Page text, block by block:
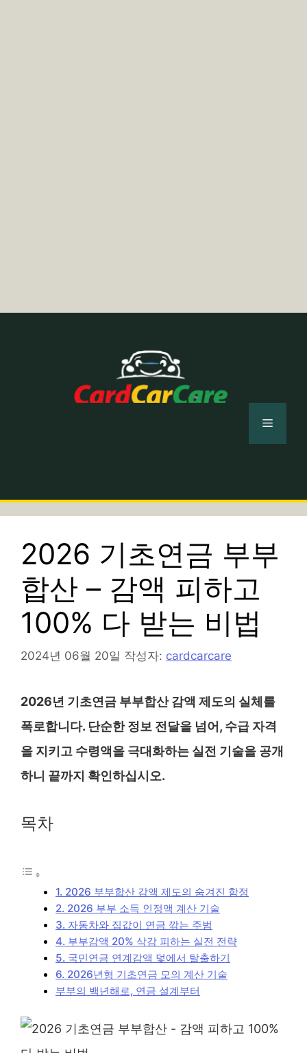
메
2026 기초연금 부부
합산 – 감액 피하고
100% 다 받는 비법
2024년 06월 20일 작성자: cardcarcare
2026년 기초연금 부부합산 감액 제도의 실체를
폭로합니다. 단순한 정보 전달을 넘어, 수급 자격
을 지키고 수령액을 극대화하는 실전 기술을 공개
하니 끝까지 확인하십시오.
목차
1. 2026 부부합산 감액 제도의 숨겨진 함정
2. 2026 부부 소득 인정액 계산 기술
3. 자동차와 집값이 연금 깎는 주범
4. 부부감액 20% 삭감 피하는 실전 전략
5. 국민연금 연계감액 덫에서 탈출하기
6. 2026년형 기초연금 모의 계산 기술
부부의 백년해로, 연금 설계부터